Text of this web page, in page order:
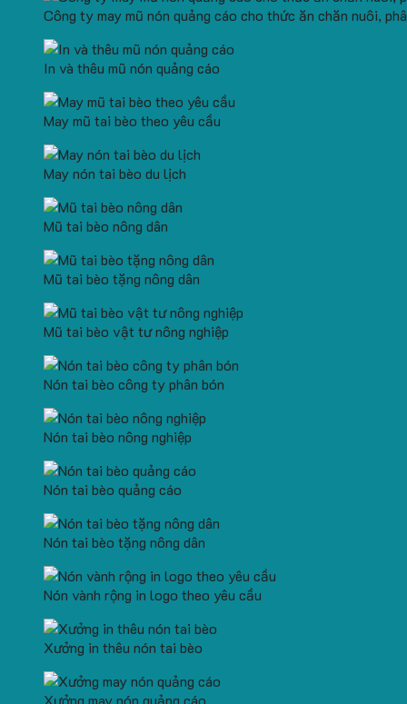
Công ty may mũ nón quảng cáo cho thức ăn chăn nuôi,
In và thêu mũ nón quảng cáo
May mũ tai bèo theo yêu cầu
May nón tai bèo du lịch
Mũ tai bèo nông dân
Mũ tai bèo tặng nông dân
Mũ tai bèo vật tư nông nghiệp
Nón tai bèo công ty phân bón
Nón tai bèo nông nghiệp
Nón tai bèo quảng cáo
Nón tai bèo tặng nông dân
Nón vành rộng in logo theo yêu cầu
Xưởng in thêu nón tai bèo
Xưởng may nón quảng cáo